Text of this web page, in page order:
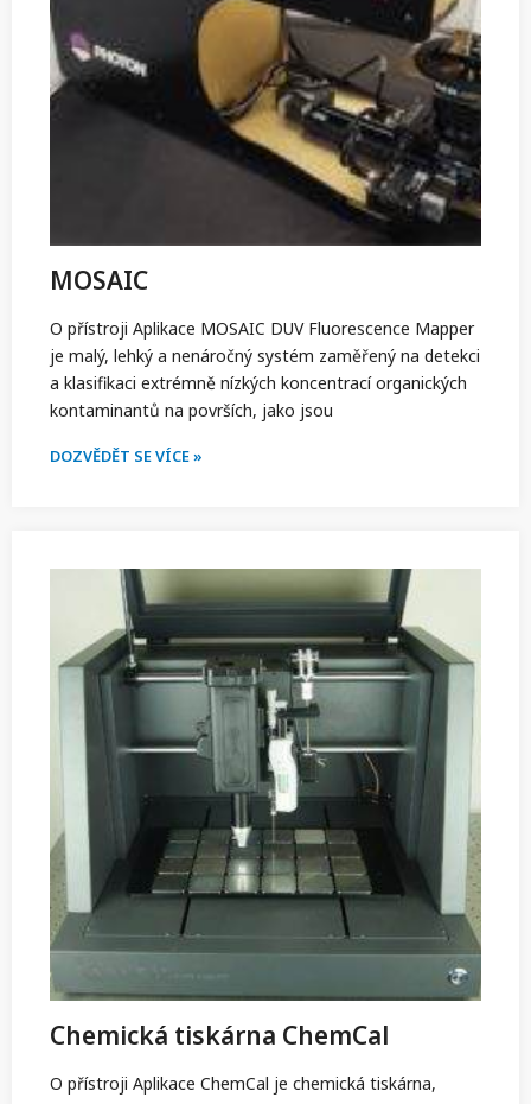
MOSAIC
O přístroji Aplikace MOSAIC DUV Fluorescence Mapper
je malý, lehký a nenáročný systém zaměřený na detekci
a klasifikaci extrémně nízkých koncentrací organických
kontaminantů na površích, jako jsou
DOZVĚDĚT SE VÍCE »
Chemická tiskárna ChemCal
O přístroji Aplikace ChemCal je chemická tiskárna,